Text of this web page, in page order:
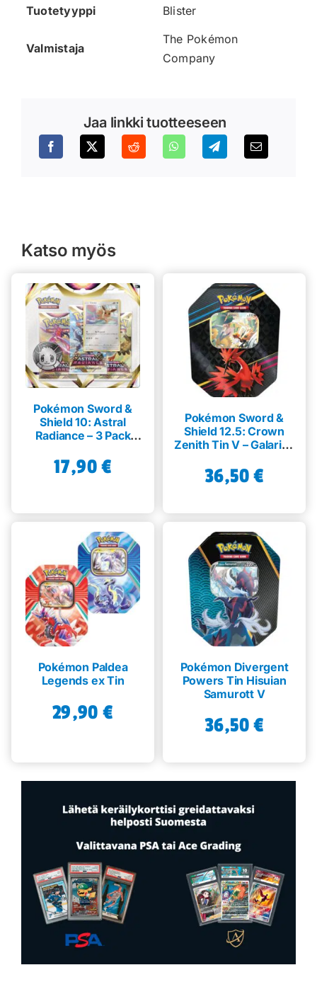
Tuotetyyppi Blister
Valmistaja
The Pokémon
Company
Jaa linkki tuotteeseen
Katso myös
Pokémon Sword &
Shield 10: Astral
Radiance – 3 Pack
17,90€
Pokémon Sword &
Shield 12.5: Crown
Zenith Tin V – Galarian
36,50€
Pokémon Paldea
Legends ex Tin
29,90 €
Pokémon Divergent
Powers Tin Hisuian
Samurott V
36,50€